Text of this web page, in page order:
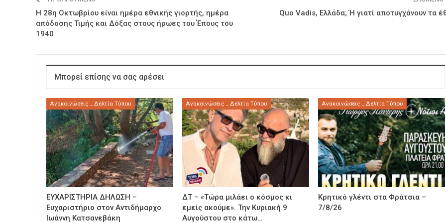
Η 28η Οκτωβρίου είναι ημέρα εθνικής γιορτής, ημέρα
απόδοσης Τιμής και Δόξας στους ήρωες του Έπους του
1940
Quo Vadis, Ελλάδα; Ή γιατί αποτυγχάνουν τα
Μπορεί επίσης να σας αρέσει
Ανακοινώσεις _ Δελτία Τύπου
ΕΥΧΑΡΙΣΤΗΡΙΑ ΔΗΛΩΣΗ –
Ευχαριστήριο στον Αντιδήμαρχο
Ιωάννη Κατσανεβάκη
Ανακοινώσεις _ Δελτία Τύπου
ΔΤ – «Τώρα μιλάει ο κόσμος κι
εμείς ακούμε». Την Κυριακή 9
Αυγούστου στο κάτω…
Ανακοινώσεις _ Δελτία Τύπου
Κρητικό γλέντι στα Φράτσια –
7/8/26